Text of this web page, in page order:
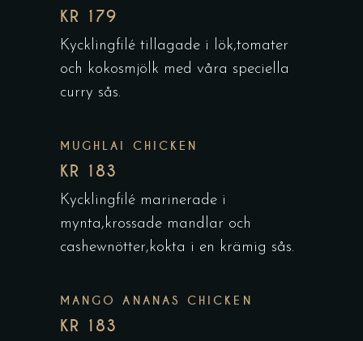
KR 179
Kycklingfilé tillagade i lök,tomater
och kokosmjölk med våra speciella
curry sås.
MUGHLAI CHICKEN
KR 183
Kycklingfilé marinerade i
mynta,krossade mandlar och
cashewnötter,kokta i en krämig sås.
MANGO ANANAS CHICKEN
KR 183